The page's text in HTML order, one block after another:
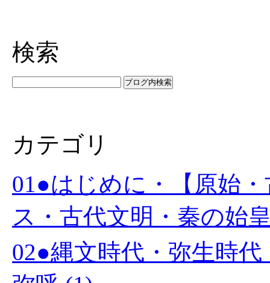
検索
カテゴリ
01●はじめに・【原始
ス・古代文明・秦の始
02●縄文時代・弥生時